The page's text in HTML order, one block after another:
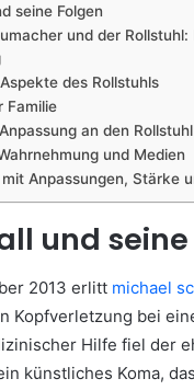
seine Folgen
und der Rollstuhl:
des Rollstuhls
Familie
an den Rollstuhl
und Medien
Anpassungen, Stärke
und
2013 erlitt michael
Kopfverletzung bei
Hilfe fiel der
künstliches Koma,